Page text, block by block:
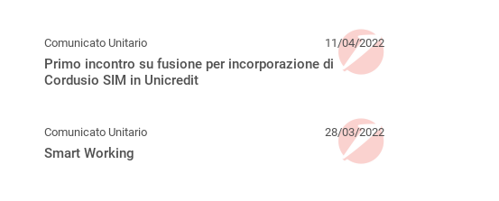
Comunicato Unitario 11/04/2022
Primo incontro su fusione per incorporazione di
Cordusio SIM in Unicredit
Comunicato Unitario 28/03/2022
Smart Working